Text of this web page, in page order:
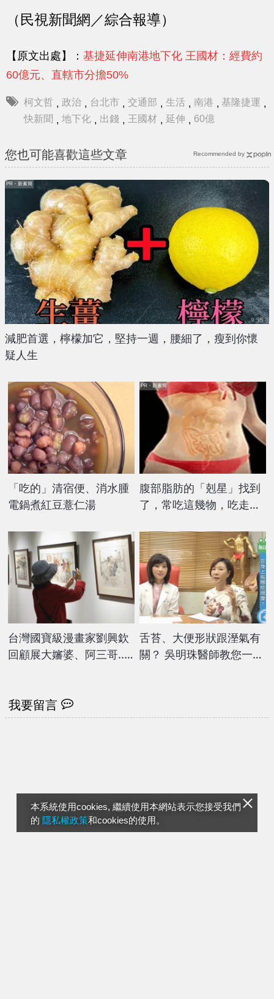
本系統使用cookies, 繼續使用本網站表示您接受我們
的 隱私權政策和cookies的使用。
（民視新聞網／綜合報導）
【原文出處】： 基捷延伸南港地下化 王國材：經費約
60億元、直轄市分擔50%
柯文哲 , 政治 , 台北市 , 交通部 , 生活 , 南港 , 基隆捷運 ,
快新聞 , 地下化 , 出錢 , 王國材 , 延伸 , 60億
您也可能喜歡這些文章
減肥首選，檸檬加它，堅持一週，腰細了，瘦到你懷
疑人生
PR・新素簡
「吃的」清宿便、消水腫
電鍋煮紅豆薏仁湯
腹部脂肪的「剋星」找到
了，常吃這幾物，吃走大
PR・新素簡
台灣國寶級漫畫家劉興欽
回顧展大嬸婆、阿三哥...
舌苔、大便形狀跟溼氣有
關？ 吳明珠醫師教您一秒
Recommended by
我要留言